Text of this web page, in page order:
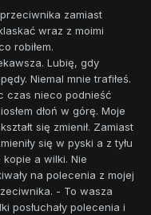
zamiast
wraz z moimi
robiłem.
Lubię, gdy
Niemal mnie trafiłeś.
czas nieco podnieść
dłoń w górę. Moje
się zmienił. Zamiast
się w pyski a z tyłu
kopie a wilki. Nie
na polecenia z mojej
- To wasza
posłuchały polecenia i